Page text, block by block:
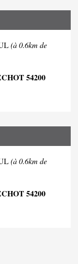
(à 0.6km de
54200
(à 0.6km de
54200